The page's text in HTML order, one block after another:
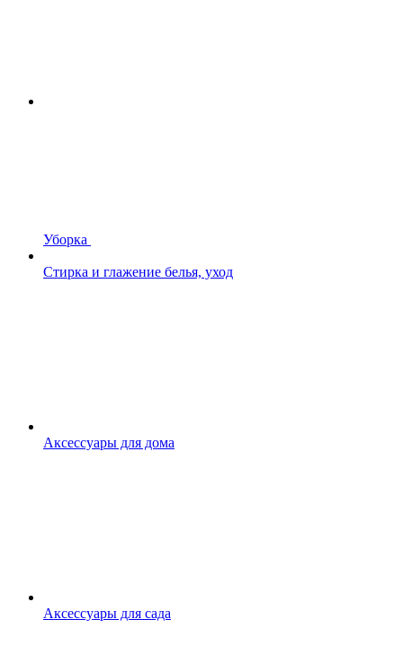
Уборка
Стирка и глажение белья, уход
Аксессуары для дома
Аксессуары для сада